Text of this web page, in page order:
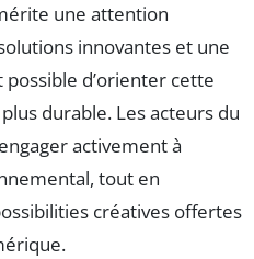
une attention
innovantes et une
d’orienter cette
durable. Les acteurs du
activement à
tout en
créatives offertes